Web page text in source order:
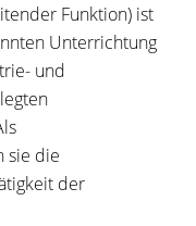
Funktion) ist
Unterrichtung
und
sie die
der